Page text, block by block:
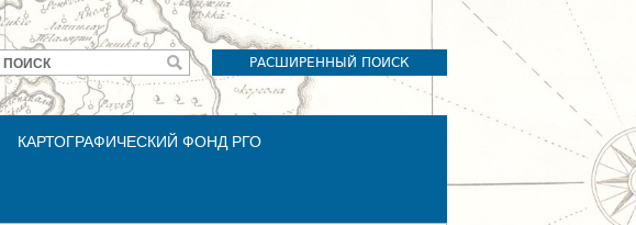
РАСШИРЕННЫЙ ПОИСК
Форма
поиска
ПОИСК
КАРТОГРАФИЧЕСКИЙ ФОНД РГО